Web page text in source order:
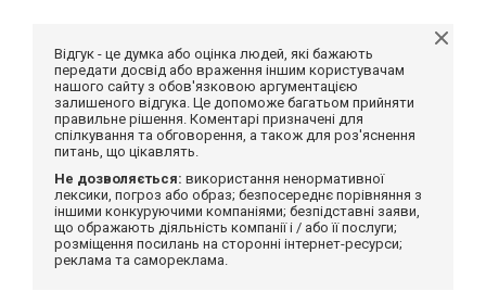
Відгук - це думка або оцінка людей, які бажають
передати досвід або враження іншим користувачам
нашого сайту з обов'язковою аргументацією
залишеного відгука. Це допоможе багатьом прийняти
правильне рішення. Коментарі призначені для
спілкування та обговорення, а також для роз'яснення
питань, що цікавлять.
Не дозволяється: використання ненормативної
лексики, погроз або образ; безпосереднє порівняння з
іншими конкуруючими компаніями; безпідставні заяви,
що ображають діяльність компанії і / або її послуги;
розміщення посилань на сторонні інтернет-ресурси;
реклама та самореклама.